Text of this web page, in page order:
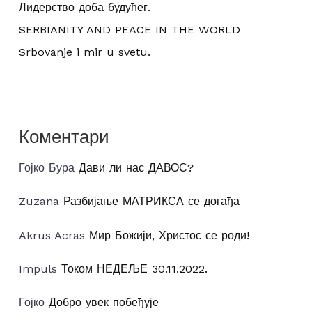
Лидерство доба будућег.
SERBIANITY AND PEACE IN THE WORLD
Srbovanje i mir u svetu.
Коментари
Гојко Бура Дави ли нас ДАВОС?
Zuzana Разбијање МАТРИКСА се догађа
Akrus Acras Мир Божији, Христос се роди!
Impuls Током НЕДЕЉЕ 30.11.2022.
Гојко Добро увек побеђује